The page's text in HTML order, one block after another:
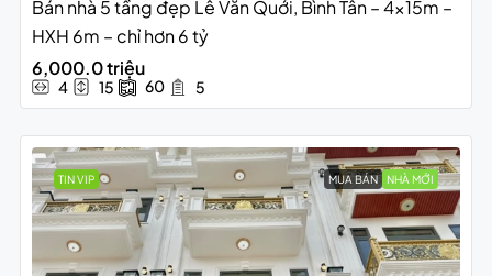
Bán nhà 5 tầng đẹp Lê Văn Quới, Bình Tân – 4x15m –
HXH 6m – chỉ hơn 6 tỷ
6,000.0 triệu
4 15 60 5
TIN VIP MUA BÁN NHÀ MỚI